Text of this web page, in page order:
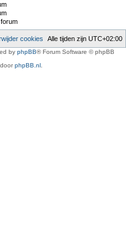
Alle tijden zijn UTC+02:00
cookies
by phpBB® Forum Software © phpBB
phpBB.nl